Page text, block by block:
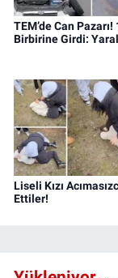
TEM’de Can Pazarı!
Birbirine Girdi:
Liseli Kızı
Ettiler!